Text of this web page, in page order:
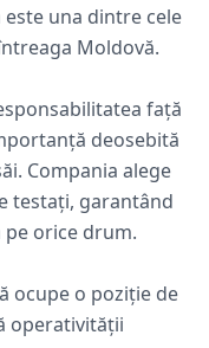
una dintre cele
Moldovă.
față
deosebită
Compania alege
testați, garantând
orice drum.
ocupe o poziție de
operativității